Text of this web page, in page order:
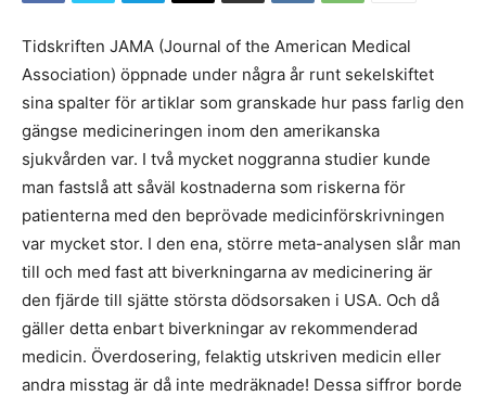
Tidskriften JAMA (Journal of the American Medical
Association) öppnade under några år runt sekelskiftet
sina spalter för artiklar som granskade hur pass farlig den
gängse medicineringen inom den amerikanska
sjukvården var. I två mycket noggranna studier kunde
man fastslå att såväl kostnaderna som riskerna för
patienterna med den beprövade medicinförskrivningen
var mycket stor. I den ena, större meta-analysen slår man
till och med fast att biverkningarna av medicinering är
den fjärde till sjätte största dödsorsaken i USA. Och då
gäller detta enbart biverkningar av rekommenderad
medicin. Överdosering, felaktig utskriven medicin eller
andra misstag är då inte medräknade! Dessa siffror borde